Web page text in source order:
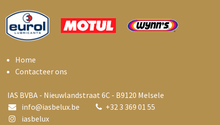
Home
Contacteer ons
IAS BVBA - Nieuwlandstraat 6C - B9120 Melsele
info@iasbelux.be +32 3 369 01 55
iasbelux